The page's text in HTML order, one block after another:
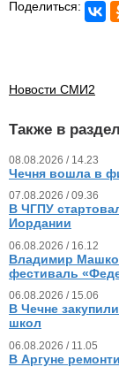
Поделиться:
Новости СМИ2
Также в
08.08.2026 / 14.23
Чечня вошла в
07.08.2026 / 09.36
В ЧГПУ
Иордании
06.08.2026 / 16.12
Владимир
фестиваль
06.08.2026 / 15.06
В Чечне
школ
06.08.2026 / 11.05
В Аргуне